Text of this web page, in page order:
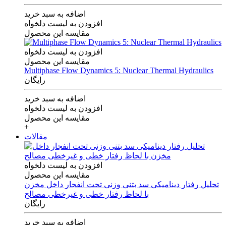
اضافه به سبد خرید
افزودن به لیست دلخواه
مقایسه این محصول
افزودن به لیست دلخواه
مقایسه این محصول
Multiphase Flow Dynamics 5: Nuclear Thermal Hydraulics
رایگان
اضافه به سبد خرید
افزودن به لیست دلخواه
مقایسه این محصول
+
مقالات
افزودن به لیست دلخواه
مقایسه این محصول
تحلیل رفتار دینامیکی سد بتنی وزنی تحت انفجار داخل مخزن
با لحاظ رفتار خطی و غیرخطی مصالح
رایگان
اضافه به سبد خرید